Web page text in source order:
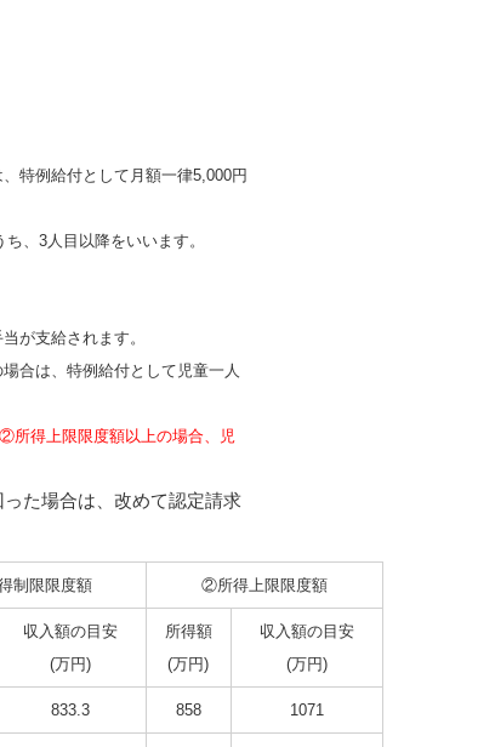
特例給付として月額一律5,000円
、3人目以降をいいます。
が支給されます。
合は、特例給付として児童一人
所得上限限度額以上の場合、児
た場合は、改めて認定請求
制限限度額 ②所得上限限度額
収入額の目安
(万円)
所得額
(万円)
収入額の目安
(万円)
833.3 858 1071